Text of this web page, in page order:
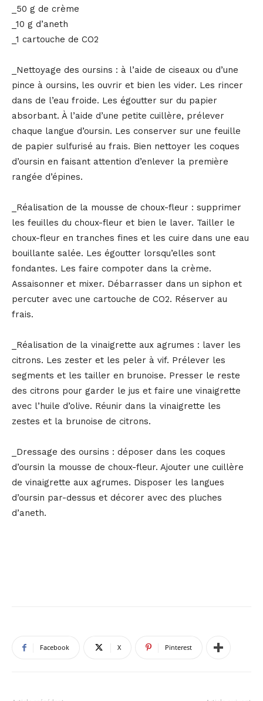
_50 g de crème
_10 g d’aneth
_1 cartouche de CO2
_Nettoyage des oursins : à l’aide de ciseaux ou d’une
pince à oursins, les ouvrir et bien les vider. Les rincer
dans de l’eau froide. Les égoutter sur du papier
absorbant. À l’aide d’une petite cuillère, prélever
chaque langue d’oursin. Les conserver sur une feuille
de papier sulfurisé au frais. Bien nettoyer les coques
d’oursin en faisant attention d’enlever la première
rangée d’épines.
_Réalisation de la mousse de choux-fleur : supprimer
les feuilles du choux-fleur et bien le laver. Tailler le
choux-fleur en tranches fines et les cuire dans une eau
bouillante salée. Les égoutter lorsqu’elles sont
fondantes. Les faire compoter dans la crème.
Assaisonner et mixer. Débarrasser dans un siphon et
percuter avec une cartouche de CO2. Réserver au
frais.
_Réalisation de la vinaigrette aux agrumes : laver les
citrons. Les zester et les peler à vif. Prélever les
segments et les tailler en brunoise. Presser le reste
des citrons pour garder le jus et faire une vinaigrette
avec l’huile d’olive. Réunir dans la vinaigrette les
zestes et la brunoise de citrons.
_Dressage des oursins : déposer dans les coques
d’oursin la mousse de choux-fleur. Ajouter une cuillère
de vinaigrette aux agrumes. Disposer les langues
d’oursin par-dessus et décorer avec des pluches
d’aneth.
Facebook X Pinterest